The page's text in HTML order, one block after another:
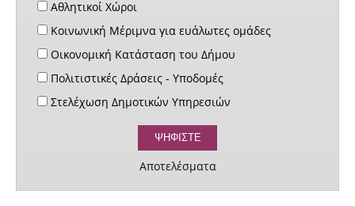
Αθλητικοί Χώροι
Κοινωνική Μέριμνα για ευάλωτες ομάδες
Οικονομική Κατάσταση του Δήμου
Πολιτιστικές Δράσεις - Υποδομές
Στελέχωση Δημοτικών Υπηρεσιών
Αποτελέσματα